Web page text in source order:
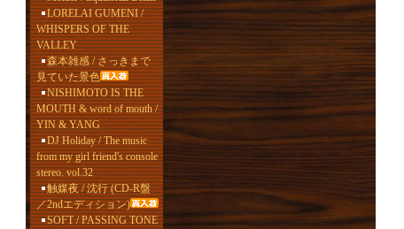
LORELAI GUMENI /
WHISPERS OF THE
VALLEY
森本雑感 / さっきまで
見ていた景色
NISHIMOTO IS THE
MOUTH & word of mouth /
YIN & YANG
DJ Holiday / The music
from my girl friend's console
stereo. vol.32
触媒夜 / 沈行 (CD-R盤
／2ndエディション)
SOFT / PASSING TONE